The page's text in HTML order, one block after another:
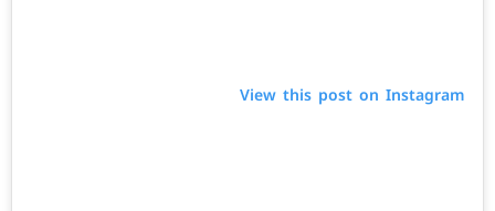
View this post on Instagram